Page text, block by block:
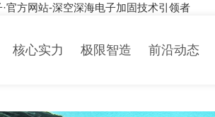
官方网站-深空深海电子加固技术引领者
核心实力 极限智造 前沿动态